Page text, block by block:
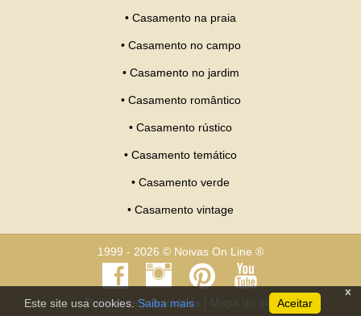
• Casamento na praia
• Casamento no campo
• Casamento no jardim
• Casamento romântico
• Casamento rústico
• Casamento temático
• Casamento verde
• Casamento vintage
1999 - 2026 © Noivas On Line ®
Política de privacidade Mapa do site
x
Este site usa cookies.Saiba mais Aceitar